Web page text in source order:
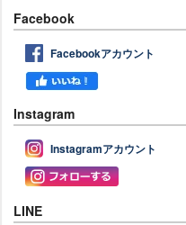
Facebook
Facebookアカウント
Instagram
Instagramアカウント
LINE